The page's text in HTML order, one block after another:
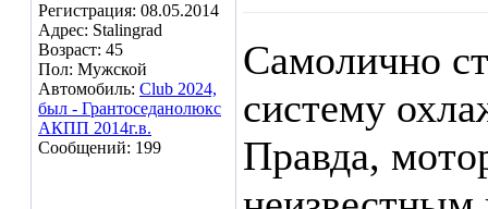
Регистрация: 08.05.2014
Адрес: Stalingrad
Возраст: 45
Пол: Мужской
Автомобиль: Club 2024,
был - Грантоседанолюкс
АКПП 2014г.в.
Сообщений: 199
Самолично
систему
Правда,